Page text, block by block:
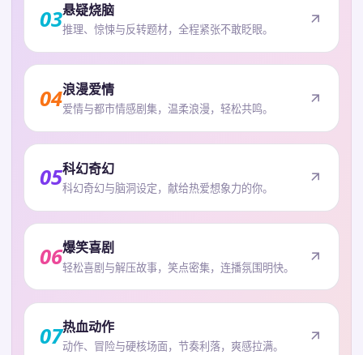
03悬疑烧脑
推理、惊悚与反转题材，全程紧张不敢眨眼。
04浪漫爱情
爱情与都市情感剧集，温柔浪漫，轻松共鸣。
05科幻奇幻
科幻奇幻与脑洞设定，献给热爱想象力的你。
06爆笑喜剧
轻松喜剧与解压故事，笑点密集，连播氛围明快。
07热血动作
动作、冒险与硬核场面，节奏利落，爽感拉满。